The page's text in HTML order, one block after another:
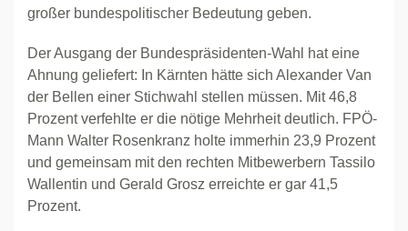
großer bundespolitischer Bedeutung geben.
Der Ausgang der Bundespräsidenten-Wahl hat eine
Ahnung geliefert: In Kärnten hätte sich Alexander Van
der Bellen einer Stichwahl stellen müssen. Mit 46,8
Prozent verfehlte er die nötige Mehrheit deutlich. FPÖ-
Mann Walter Rosenkranz holte immerhin 23,9 Prozent
und gemeinsam mit den rechten Mitbewerbern Tassilo
Wallentin und Gerald Grosz erreichte er gar 41,5
Prozent.